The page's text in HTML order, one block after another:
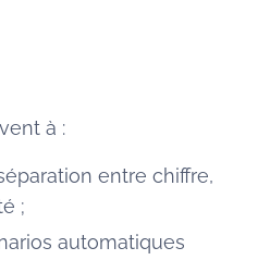
à :
entre chiffre,
;
automatiques